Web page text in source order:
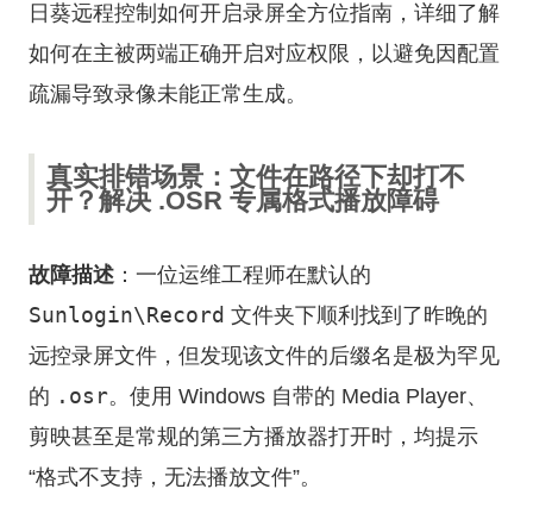
日葵远程控制如何开启录屏全方位指南，详细了解
如何在主被两端正确开启对应权限，以避免因配置
疏漏导致录像未能正常生成。
真实排错场景：文件在路径下却打不
开？解决 .OSR 专属格式播放障碍
故障描述 ：一位运维工程师在默认的
Sunlogin\Record 文件夹下顺利找到了昨晚的
远控录屏文件，但发现该文件的后缀名是极为罕见
的 .osr。使用 Windows 自带的 Media Player、
剪映甚至是常规的第三方播放器打开时，均提示
“格式不支持，无法播放文件”。